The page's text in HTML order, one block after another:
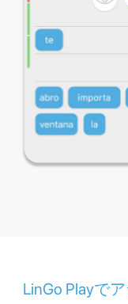
LinGo Playで